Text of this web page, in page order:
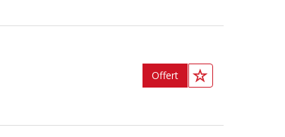
Offert